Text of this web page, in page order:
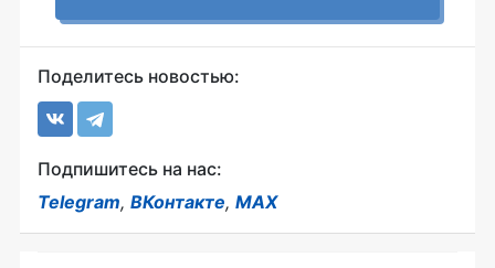
Поделитесь новостью:
Подпишитесь на нас:
Telegram, ВКонтакте, MAX